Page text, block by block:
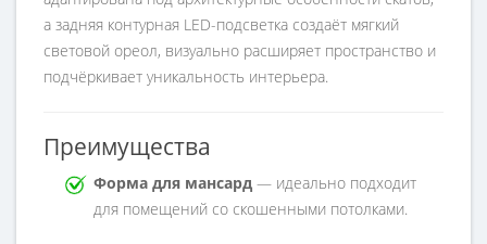
а задняя контурная LED-подсветка создаёт мягкий
световой ореол, визуально расширяет пространство и
подчёркивает уникальность интерьера.
Преимущества
Форма для мансард — идеально подходит
для помещений со скошенными потолками.